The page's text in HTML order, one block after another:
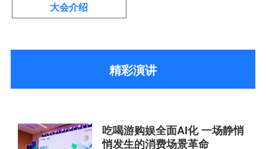
大会介绍
精彩演讲
吃喝游购娱全面AI化 一场静悄
悄发生的消费场景革命